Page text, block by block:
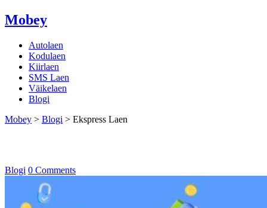
Mobey
Autolaen
Kodulaen
Kiirlaen
SMS Laen
Väikelaen
Blogi
Mobey > Blogi > Ekspress Laen
Blogi 0 Comments